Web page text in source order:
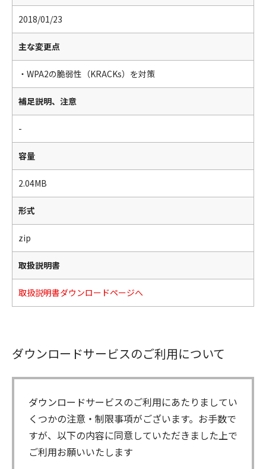
2018/01/23
主な変更点
・WPA2の脆弱性（KRACKs）を対策
補足説明、注意
-
容量
2.04MB
形式
zip
取扱説明書
取扱説明書ダウンロードページへ
ダウンロードサービスのご利用について
ダウンロードサービスのご利用にあたりましてい
くつかの注意・制限事項がございます。お手数で
すが、以下の内容に同意していただきました上で
ご利用お願いいたします